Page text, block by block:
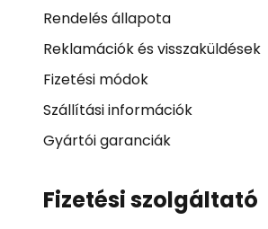
Rendelés állapota
Reklamációk és visszaküldések
Fizetési módok
Szállítási információk
Gyártói garanciák
Fizetési szolgáltató